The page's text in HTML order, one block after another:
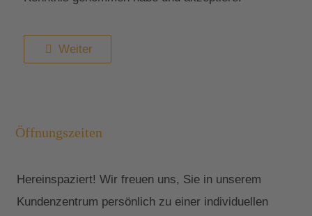
Weiter
Öffnungszeiten
Hereinspaziert! Wir freuen uns, Sie in unserem
Kundenzentrum persönlich zu einer individuellen